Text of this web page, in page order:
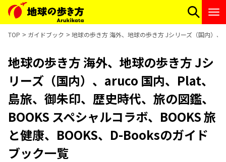
TOP ガイドブック 地球の歩き方 海外、地球の歩き方 Jシリーズ（国内）
地球の歩き方 海外、地球の歩き方 Jシ
リーズ（国内）、aruco 国内、Plat、
島旅、御朱印、歴史時代、旅の図鑑、
BOOKS スペシャルコラボ、BOOKS 旅
と健康、BOOKS、D-Booksのガイド
ブック一覧